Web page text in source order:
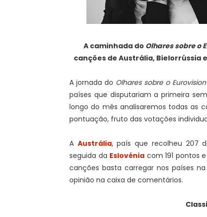
A caminhada do Olhares sobre o
canções de Austrália, Bielorrússia
A jornada do Olhares sobre o
países que disputariam a primeira
longo do mês analisaremos todas as
pontuação, fruto das votações
A Austrália, país que recolheu 207
seguida da Eslovénia com 191 pontos
canções basta carregar nos países
opinião na caixa de comentários.